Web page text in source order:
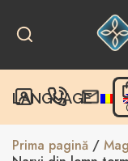
content
LANGUAGE
Prima pagină /